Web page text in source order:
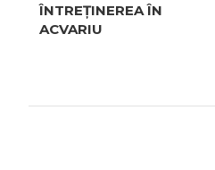
ÎNTREȚINEREA ÎN
ACVARIU